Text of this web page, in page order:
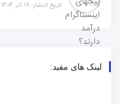
تاریخ انتشار: 19 آذر 1404
لینک های مفید: